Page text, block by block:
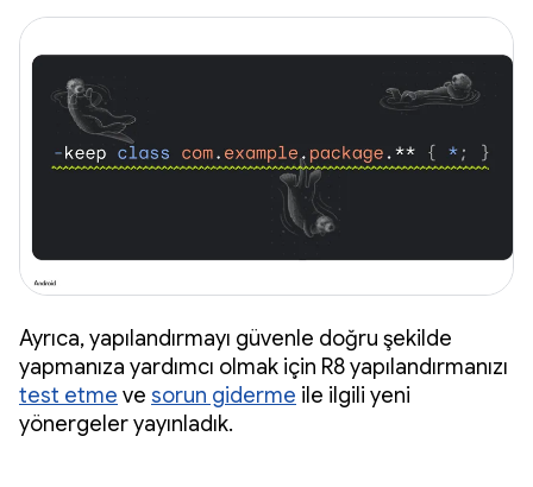
Ayrıca, yapılandırmayı güvenle doğru şekilde
yapmanıza yardımcı olmak için R8 yapılandırmanızı
test etme ve sorun giderme ile ilgili yeni
yönergeler yayınladık.